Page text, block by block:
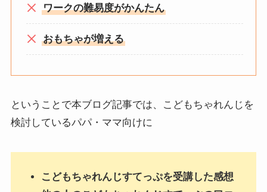
ワークの難易度がかんたん
おもちゃが増える
ということで本ブログ記事では、こどもちゃれんじを
検討しているパパ・ママ向けに
こどもちゃれんじすてっぷを受講した感想